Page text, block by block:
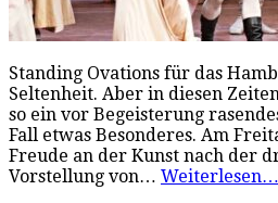
Standing Ovations für das
Seltenheit. Aber in diesen
so ein vor Begeisterung
Fall etwas Besonderes. Am
Freude an der Kunst nach der
Vorstellung von… Weiterlesen…